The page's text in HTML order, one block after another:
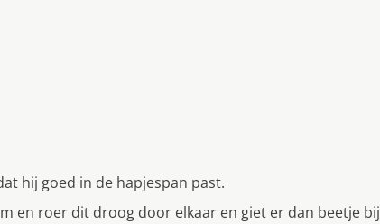
hij goed in de hapjespan past.
en roer dit droog door elkaar en giet er dan beetje bij